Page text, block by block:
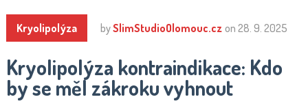
Kryolipolýza bySlimStudioOlomouc.cz on 28. 9. 2025
Kryolipolýza kontraindikace: Kdo
by se měl zákroku vyhnout